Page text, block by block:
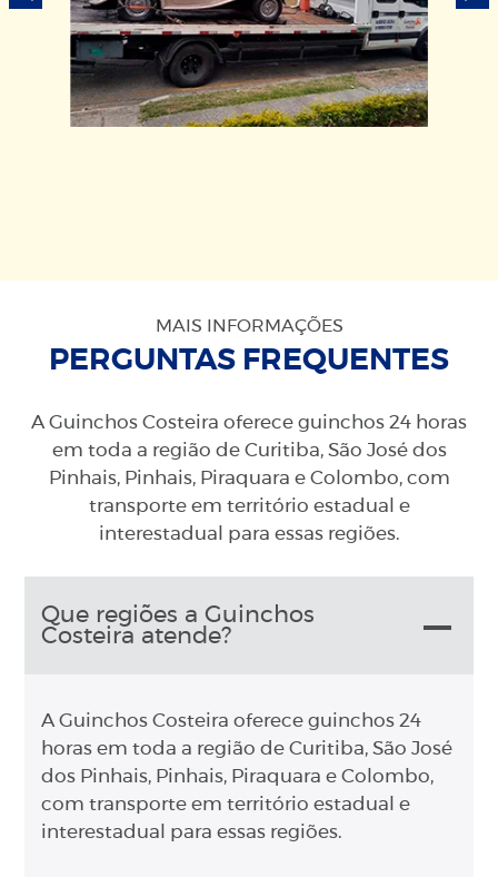
MAIS INFORMAÇÕES
PERGUNTAS FREQUENTES
A Guinchos Costeira oferece guinchos 24 horas
em toda a região de Curitiba, São José dos
Pinhais, Pinhais, Piraquara e Colombo, com
transporte em território estadual e
interestadual para essas regiões.
Que regiões a Guinchos
Costeira atende?
A Guinchos Costeira oferece guinchos 24
horas em toda a região de Curitiba, São José
dos Pinhais, Pinhais, Piraquara e Colombo,
com transporte em território estadual e
interestadual para essas regiões.